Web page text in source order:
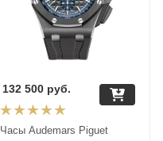
Часы Audemars Piguet
132 500руб.